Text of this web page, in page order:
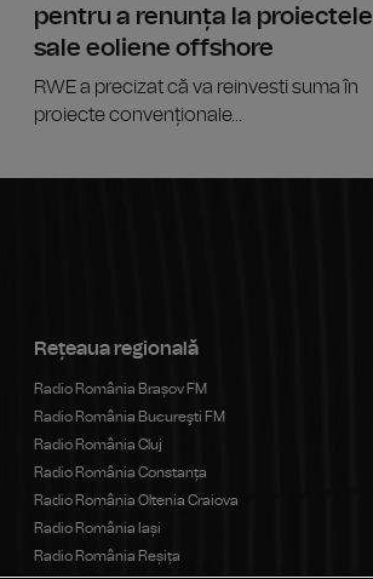
pentru a renunța la proiectele
sale eoliene offshore
RWE a precizat că va reinvesti suma în
proiecte convenționale...
Rețeaua regională
Radio România Brașov FM
Radio România Bucureşti FM
Radio România Cluj
Radio România Constanța
Radio România Oltenia Craiova
Radio România Iași
Radio România Reșița